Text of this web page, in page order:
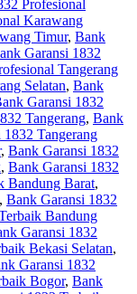
Profesional
Karawang
Timur, Bank
Garansi 1832
Tangerang
Selatan, Bank
Garansi 1832
Tangerang, Bank
Tangerang
, Bank Garansi 1832
, Bank Garansi 1832
Bandung Barat,
, Bank Garansi 1832
Bandung
Garansi 1832
Bekasi Selatan,
Garansi 1832
Bogor, Bank